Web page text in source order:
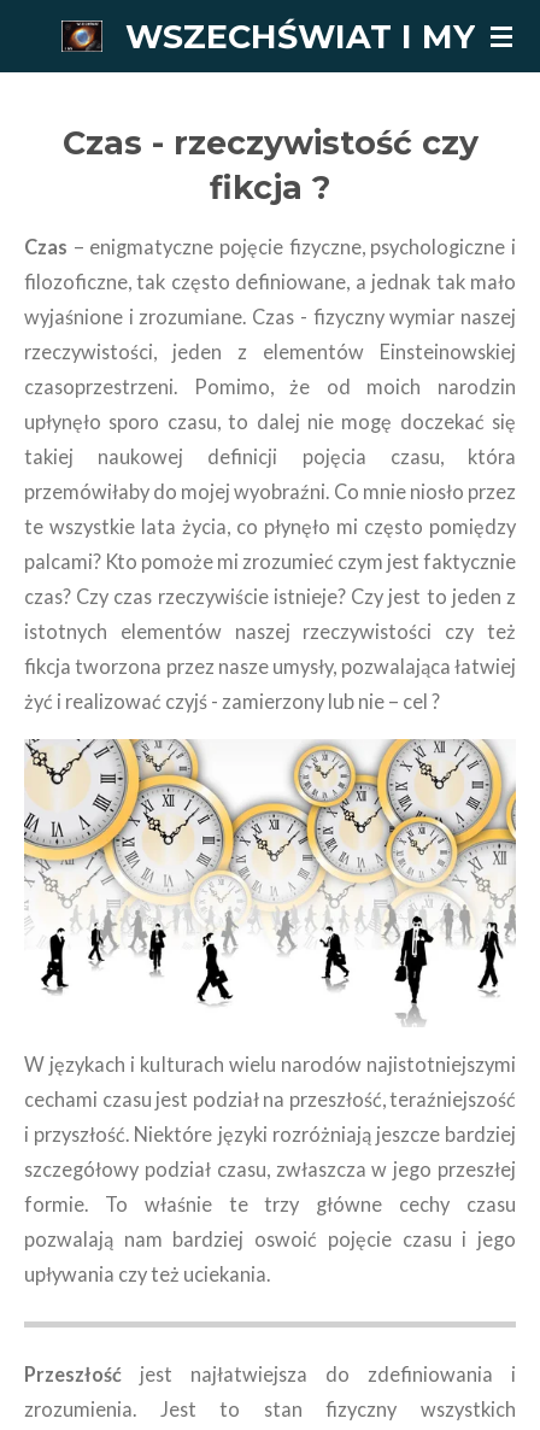
Przejdź
WSZECHŚWIAT I MY
Czas - rzeczywistość czy
fikcja ?
Czas – enigmatyczne pojęcie fizyczne, psychologiczne i
filozoficzne, tak często definiowane, a jednak tak mało
wyjaśnione i zrozumiane. Czas - fizyczny wymiar naszej
rzeczywistości, jeden z elementów Einsteinowskiej
czasoprzestrzeni. Pomimo, że od moich narodzin
upłynęło sporo czasu, to dalej nie mogę doczekać się
takiej naukowej definicji pojęcia czasu, która
przemówiłaby do mojej wyobraźni. Co mnie niosło przez
te wszystkie lata życia, co płynęło mi często pomiędzy
palcami? Kto pomoże mi zrozumieć czym jest faktycznie
czas? Czy czas rzeczywiście istnieje? Czy jest to jeden z
istotnych elementów naszej rzeczywistości czy też
fikcja tworzona przez nasze umysły, pozwalająca łatwiej
żyć i realizować czyjś - zamierzony lub nie – cel ?
W językach i kulturach wielu narodów najistotniejszymi
cechami czasu jest podział na przeszłość, teraźniejszość
i przyszłość. Niektóre języki rozróżniają jeszcze bardziej
szczegółowy podział czasu, zwłaszcza w jego przeszłej
formie. To właśnie te trzy główne cechy czasu
pozwalają nam bardziej oswoić pojęcie czasu i jego
upływania czy też uciekania.
Przeszłość
jest najłatwiejsza do zdefiniowania i
zrozumienia. Jest to stan fizyczny wszystkich